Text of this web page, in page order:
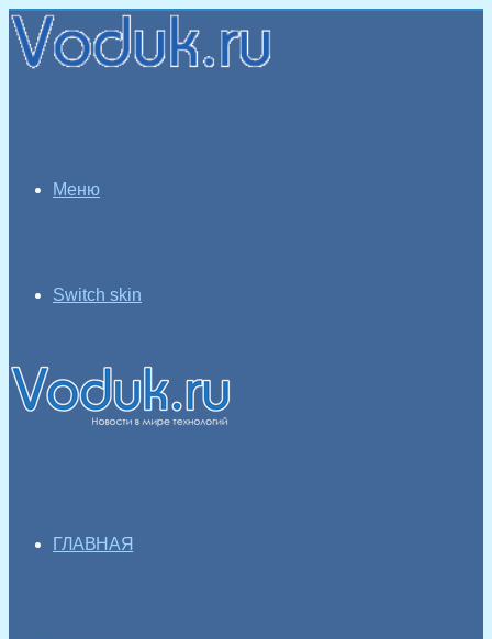
Меню
Switch skin
ГЛАВНАЯ